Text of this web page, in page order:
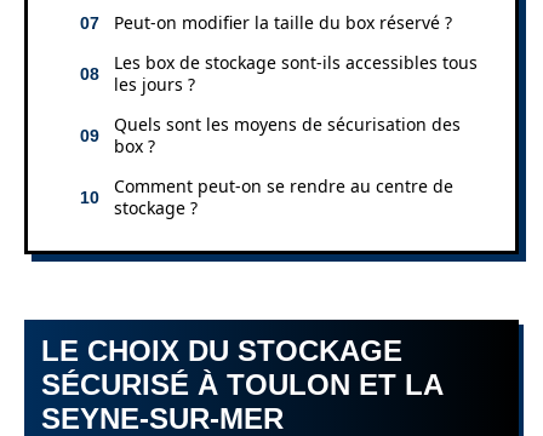
Peut-on modifier la taille du box réservé ?
Les box de stockage sont-ils accessibles tous
les jours ?
Quels sont les moyens de sécurisation des
box ?
Comment peut-on se rendre au centre de
stockage ?
LE CHOIX DU STOCKAGE
SÉCURISÉ À TOULON ET LA
SEYNE-SUR-MER